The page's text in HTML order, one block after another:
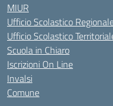
MIUR
Ufficio Scolastico
Ufficio Scolastico
Scuola in Chiaro
Iscrizioni On Line
Invalsi
Comune